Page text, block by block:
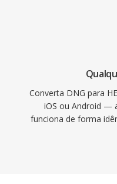
Converta DNG para
iOS ou Android —
funciona de forma